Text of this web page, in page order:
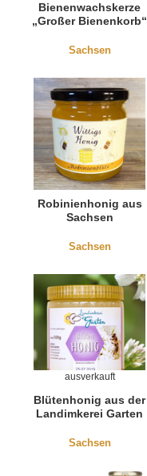
Bienenwachskerze
„Großer Bienenkorb“
Sachsen
Robinienhonig aus
Sachsen
Sachsen
Blütenhonig aus der
Landimkerei Garten
Sachsen
ausverkauft